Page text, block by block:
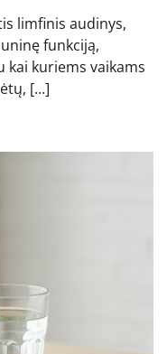
limfinis audinys,
funkciją,
kai kuriems vaikams
[…]